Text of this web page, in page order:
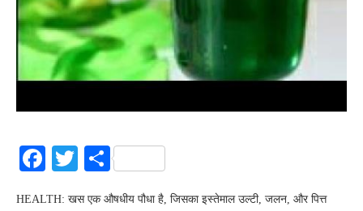
Facebook
Twitter
Share
HEALTH: खस एक औषधीय पौधा है, जिसका इस्तेमाल उल्टी, जलन, और पित्त